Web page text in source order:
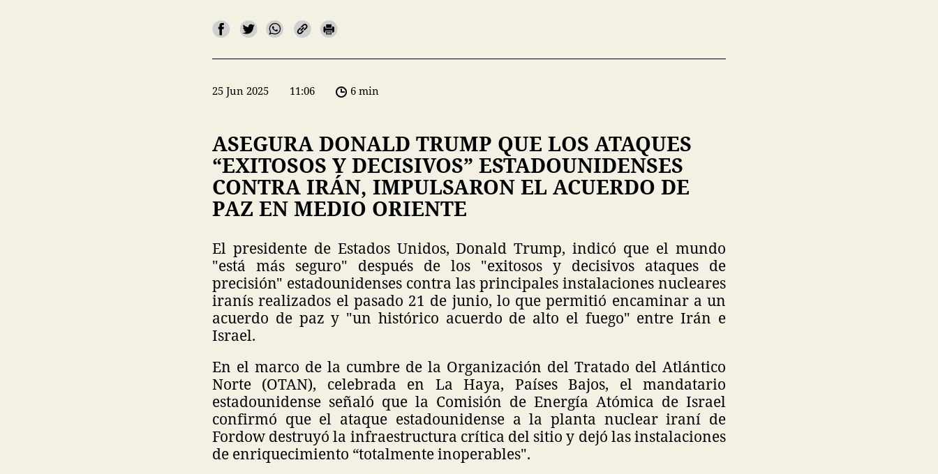
25 Jun 2025 11:06 6 min
ASEGURA DONALD TRUMP QUE LOS ATAQUES
“EXITOSOS Y DECISIVOS” ESTADOUNIDENSES
CONTRA IRÁN, IMPULSARON EL ACUERDO DE
PAZ EN MEDIO ORIENTE
El presidente de Estados Unidos, Donald Trump, indicó que el mundo
"está más seguro" después de los "exitosos y decisivos ataques de
precisión" estadounidenses contra las principales instalaciones nucleares
iranís realizados el pasado 21 de junio, lo que permitió encaminar a un
acuerdo de paz y "un histórico acuerdo de alto el fuego" entre Irán e
Israel.
En el marco de la cumbre de la Organización del Tratado del Atlántico
Norte (OTAN), celebrada en La Haya, Países Bajos, el mandatario
estadounidense señaló que la Comisión de Energía Atómica de Israel
confirmó que el ataque estadounidense a la planta nuclear iraní de
Fordow destruyó la infraestructura crítica del sitio y dejó las instalaciones
de enriquecimiento “totalmente inoperables".